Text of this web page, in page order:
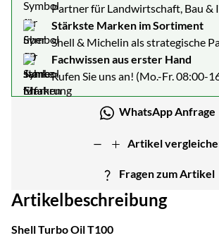
Partner für Landwirtschaft, Bau &
Stärkste Marken im Sortiment
Shell & Michelin als strategische
Fachwissen aus erster Hand
Rufen Sie uns an! (Mo.-Fr. 08:00-
WhatsApp Anfrage
Artikel
Fragen zum Artikel
Artikelbeschreibung
Shell Turbo Oil T100